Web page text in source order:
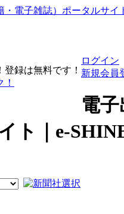
録は無料です！
ログイン
新規会員
電
ト｜e-